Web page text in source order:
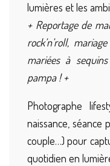
lumières et les
+ Reportage de
rock’n’roll,
mariées à
pampa ! +
Photographe
naissance, séance
couple…) pour
quotidien en